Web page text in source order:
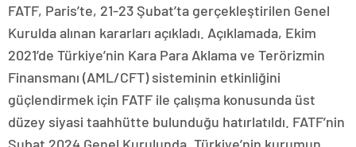
FATF, Paris’te, 21-23 Şubat’ta gerçekleştirilen Genel
Kurulda alınan kararları açıkladı. Açıklamada, Ekim
2021’de Türkiye’nin Kara Para Aklama ve Terörizmin
Finansmanı (AML/CFT) sisteminin etkinliğini
güçlendirmek için FATF ile çalışma konusunda üst
düzey siyasi taahhütte bulunduğu hatırlatıldı. FATF’nin